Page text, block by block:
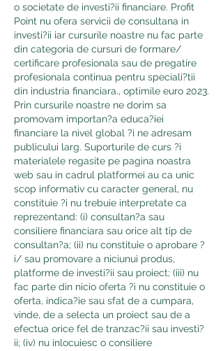
o societate de investi?ii financiare. Profit
Point nu ofera servicii de consultana in
investi?ii iar cursurile noastre nu fac parte
din categoria de cursuri de formare/
certificare profesionala sau de pregatire
profesionala continua pentru speciali?tii
din industria financiara., optimile euro 2023.
Prin cursurile noastre ne dorim sa
promovam importan?a educa?iei
financiare la nivel global ?i ne adresam
publicului larg. Suporturile de curs ?i
materialele regasite pe pagina noastra
web sau in cadrul platformei au ca unic
scop informativ cu caracter general, nu
constituie ?i nu trebuie interpretate ca
reprezentand: (i) consultan?a sau
consiliere financiara sau orice alt tip de
consultan?a; (ii) nu constituie o aprobare ?
i/ sau promovare a niciunui produs,
platforme de investi?ii sau proiect; (iii) nu
fac parte din nicio oferta ?i nu constituie o
oferta, indica?ie sau sfat de a cumpara,
vinde, de a selecta un proiect sau de a
efectua orice fel de tranzac?ii sau investi?
ii; (iv) nu inlocuiesc o consiliere